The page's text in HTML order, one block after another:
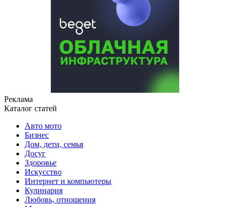
Реклама
Каталог статей
Авто мото
Бизнес
Дом, дети, семья
Досуг
Здоровье
Искусство
Интернет и компьютеры
Кулинария
Любовь, отношения